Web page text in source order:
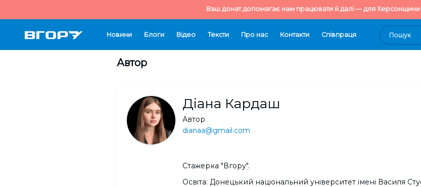
Ваш донат допомагає нам працювати й далі — для Херсонщини
Новини Блоги Відео Тексти Про нас Контакти Cпівпраця
Автор
Діана Кардаш
Автор
dianaa@gmail.com
Стажерка "Вгору".
Освіта: Донецький національний університет імені Василя